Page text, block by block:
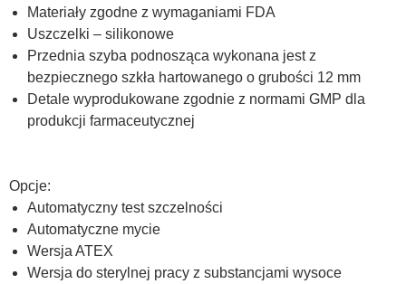
Materiały zgodne z wymaganiami FDA
Uszczelki – silikonowe
Przednia szyba podnosząca wykonana jest z
bezpiecznego szkła hartowanego o grubości 12 mm
Detale wyprodukowane zgodnie z normami GMP dla
produkcji farmaceutycznej
Opcje:
Automatyczny test szczelności
Automatyczne mycie
Wersja ATEX
Wersja do sterylnej pracy z substancjami wysoce